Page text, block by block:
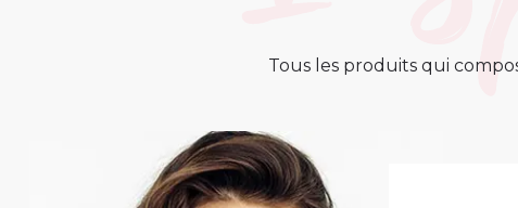
Tous les produits qui